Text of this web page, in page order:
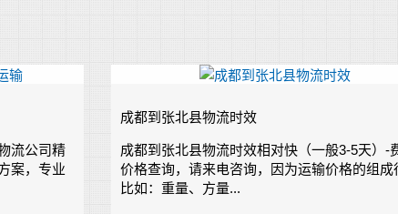
流公司精
案，专业
成都到张北县物流时效
成都到张北县物流时效相对快（一般3-5天）-
价格查询，请来电咨询，因为运输价格的组成
比如：重量、方量...